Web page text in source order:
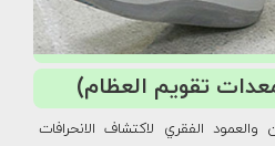
تقويم العظام)
الفقري لاكتشاف الانحرافات